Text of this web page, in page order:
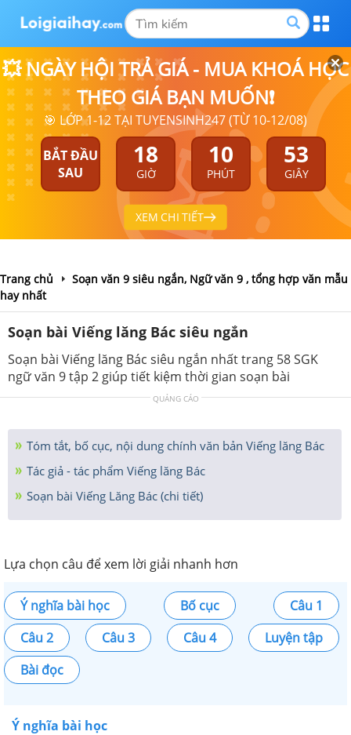
💥 NGÀY HỘI TRẢ GIÁ - MUA KHOÁ HỌC
THEO GIÁ BẠN MUỐN❗
🎯 LỚP 1-12 TẠI TUYENSINH247 (TỪ 10-12/08)
BẮT ĐẦU
SAU
18
GIỜ
10
PHÚT
52
GIÂY
XEM CHI TIẾT
Trang chủ
Soạn văn 9 siêu ngắn, Ngữ văn 9 , tổng hợp văn mẫu
hay nhất
Soạn bài Viếng lăng Bác siêu ngắn
Soạn bài Viếng lăng Bác siêu ngắn nhất trang 58 SGK
ngữ văn 9 tập 2 giúp tiết kiệm thời gian soạn bài
QUẢNG CÁO
Tóm tắt, bố cục, nội dung chính văn bản Viếng lăng Bác
Tác giả - tác phẩm Viếng lăng Bác
Soạn bài Viếng Lăng Bác (chi tiết)
Lựa chọn câu để xem lời giải nhanh hơn
Ý nghĩa bài học Bố cục
Câu 1
Câu 2
Câu 3 Câu 4
Luyện tập
Bài đọc
Ý nghĩa bài học